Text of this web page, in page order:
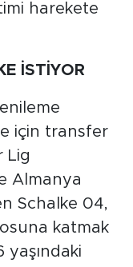
harekete
İSTİYOR
için transfer
Lig
Almanya
Schalke 04,
katmak